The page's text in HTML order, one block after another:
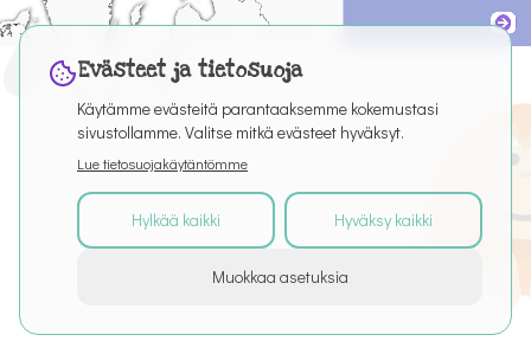
Kaikki oikeudet pidätetään
ArtikkelitPuro EditorTietosuoja
Evästeet ja tietosuoja
Käytämme evästeitä parantaaksemme kokemustasi
sivustollamme. Valitse mitkä evästeet hyväksyt.
Lue tietosuojakäytäntömme
Hylkää kaikki Hyväksy kaikki
Muokkaa asetuksia